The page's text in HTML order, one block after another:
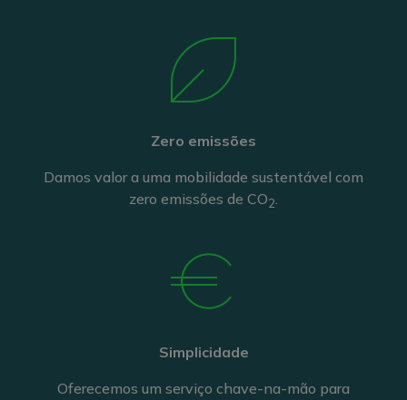
Zero emissões
Damos valor a uma mobilidade sustentável com
zero emissões de CO2.
Simplicidade
Oferecemos um serviço chave-na-mão para